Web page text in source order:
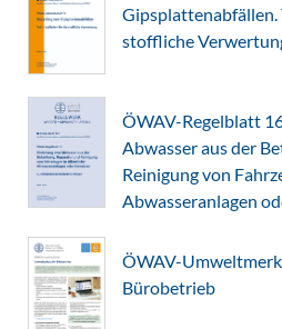
Gipsplattenabfällen.
stoffliche
ÖWAV-Regelblatt
Abwasser aus der
Reinigung von
Abwasseranlagen
ÖWAV-
Bürobetrieb